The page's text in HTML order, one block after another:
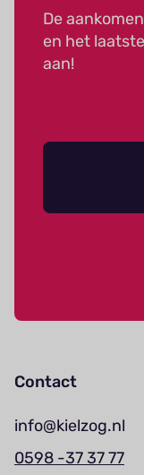
De
en het
aan!
Contact
info@kielzog.nl
0598 -37 37 77